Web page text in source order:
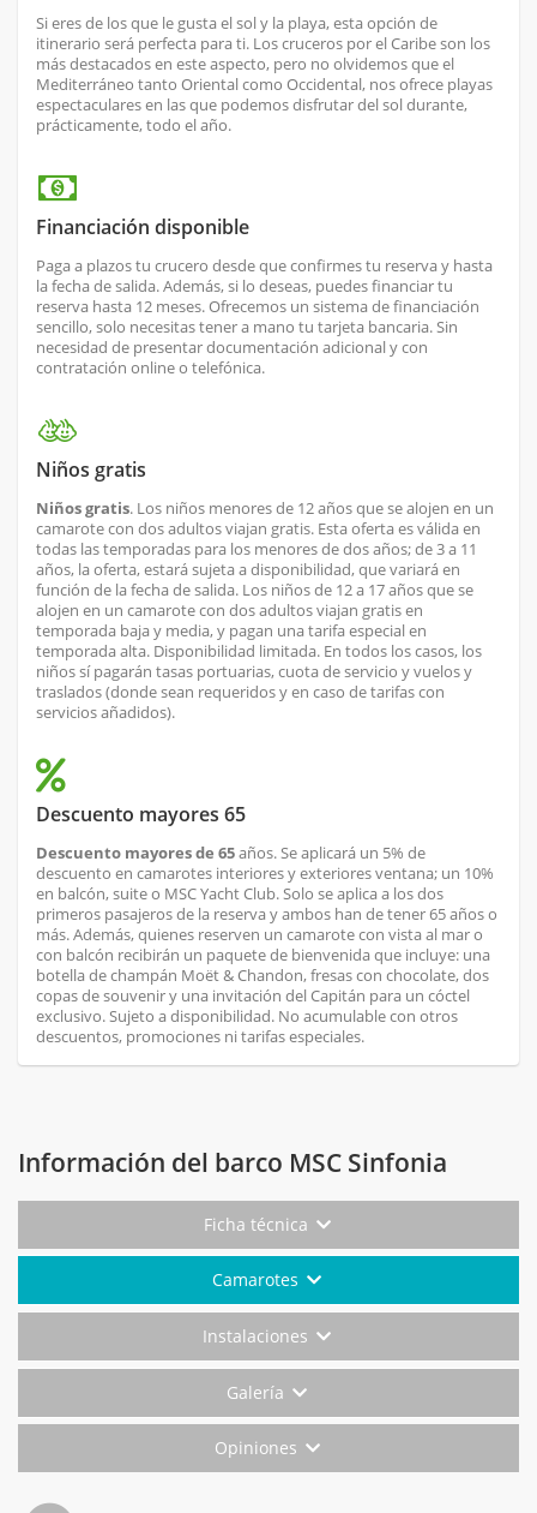
Si eres de los que le gusta el sol y la playa, esta opción de
itinerario será perfecta para ti. Los cruceros por el Caribe son los
más destacados en este aspecto, pero no olvidemos que el
Mediterráneo tanto Oriental como Occidental, nos ofrece playas
espectaculares en las que podemos disfrutar del sol durante,
prácticamente, todo el año.
Financiación disponible
Paga a plazos tu crucero desde que confirmes tu reserva y hasta
la fecha de salida. Además, si lo deseas, puedes financiar tu
reserva hasta 12 meses. Ofrecemos un sistema de financiación
sencillo, solo necesitas tener a mano tu tarjeta bancaria. Sin
necesidad de presentar documentación adicional y con
contratación online o telefónica.
Niños gratis
Niños gratis. Los niños menores de 12 años que se alojen en un
camarote con dos adultos viajan gratis. Esta oferta es válida en
todas las temporadas para los menores de dos años; de 3 a 11
años, la oferta, estará sujeta a disponibilidad, que variará en
función de la fecha de salida. Los niños de 12 a 17 años que se
alojen en un camarote con dos adultos viajan gratis en
temporada baja y media, y pagan una tarifa especial en
temporada alta. Disponibilidad limitada. En todos los casos, los
niños sí pagarán tasas portuarias, cuota de servicio y vuelos y
traslados (donde sean requeridos y en caso de tarifas con
servicios añadidos).
Descuento mayores 65
Descuento mayores de 65años. Se aplicará un 5% de
descuento en camarotes interiores y exteriores ventana; un 10%
en balcón, suite o MSC Yacht Club. Solo se aplica a los dos
primeros pasajeros de la reserva y ambos han de tener 65 años o
más. Además, quienes reserven un camarote con vista al mar o
con balcón recibirán un paquete de bienvenida que incluye: una
botella de champán Moët & Chandon, fresas con chocolate, dos
copas de souvenir y una invitación del Capitán para un cóctel
exclusivo. Sujeto a disponibilidad. No acumulable con otros
descuentos, promociones ni tarifas especiales.
Información del barco MSC Sinfonia
Ficha técnica
Camarotes
Instalaciones
Galería
Opiniones